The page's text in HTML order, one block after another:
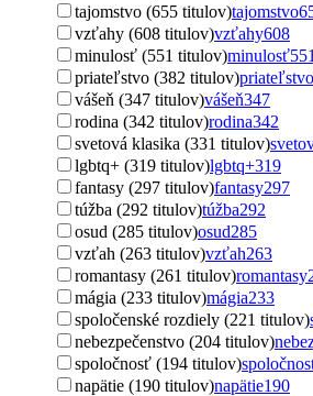
tajomstvo (655 titulov)tajomstvo
vzťahy (608 titulov)vzťahy608
minulosť (551 titulov)minulosť551
priateľstvo (382 titulov)priateľstvo
vášeň (347 titulov)vášeň347
rodina (342 titulov)rodina342
svetová klasika (331 titulov)
lgbtq+ (319 titulov)lgbtq+319
fantasy (297 titulov)fantasy297
túžba (292 titulov)túžba292
osud (285 titulov)osud285
vzťah (263 titulov)vzťah263
romantasy (261 titulov)romantasy
mágia (233 titulov)mágia233
spoločenské rozdiely (221 titulov)
nebezpečenstvo (204 titulov)
spoločnosť (194 titulov)
napätie (190 titulov)napätie190